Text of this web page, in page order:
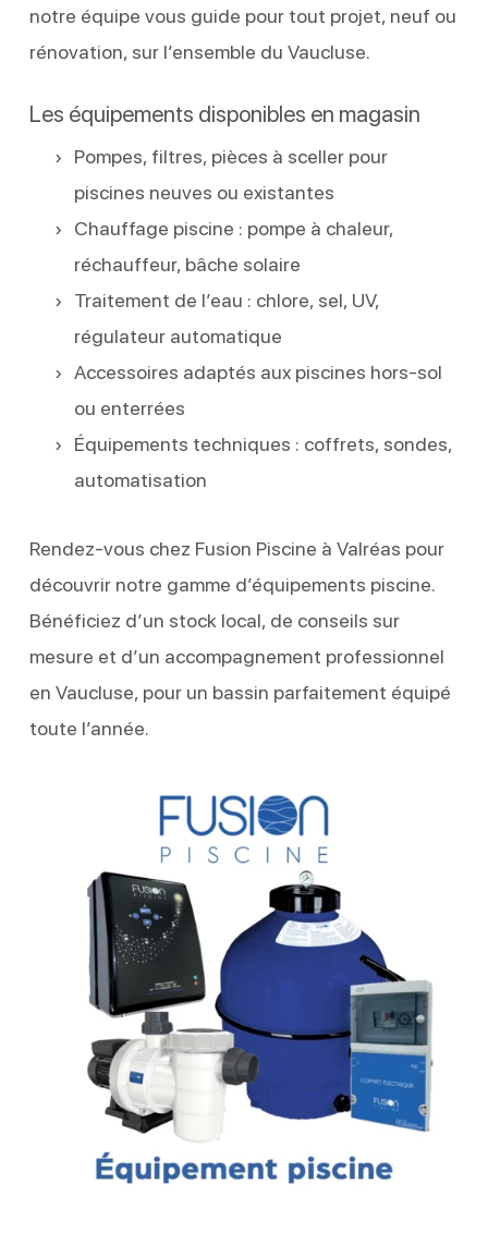
notre équipe vous guide pour tout projet, neuf ou
rénovation, sur l’ensemble du Vaucluse.
Les équipements disponibles en magasin
Pompes, filtres, pièces à sceller pour
piscines neuves ou existantes
Chauffage piscine : pompe à chaleur,
réchauffeur, bâche solaire
Traitement de l’eau : chlore, sel, UV,
régulateur automatique
Accessoires adaptés aux piscines hors-sol
ou enterrées
Équipements techniques : coffrets, sondes,
automatisation
Rendez-vous chez Fusion Piscine à Valréas pour
découvrir notre gamme d’équipements piscine.
Bénéficiez d’un stock local, de conseils sur
mesure et d’un accompagnement professionnel
en Vaucluse, pour un bassin parfaitement équipé
toute l’année.